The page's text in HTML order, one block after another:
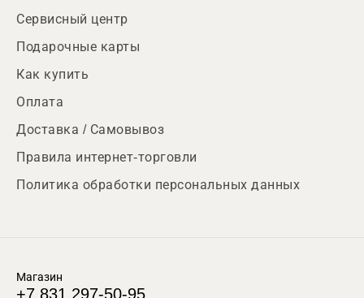
Сервисный центр
Подарочные карты
Как купить
Оплата
Доставка / Самовывоз
Правила интернет-торговли
Политика обработки персональных данных
Магазин
+7 831 297-50-95